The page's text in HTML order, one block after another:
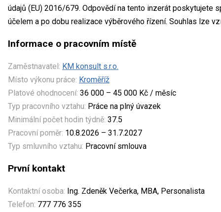
údajů (EU) 2016/679. Odpovědí na tento inzerát poskytujete
účelem a po dobu realizace výběrového řízení. Souhlas lze
Informace o pracovním místě
Zaměstnavatel: KM konsult s.r.o.
Místo výkonu práce: Kroměříž
Platové ohodnocení: 36 000 – 45 000 Kč / měsíc
Typ pracovního vztahu: Práce na plný úvazek
Minimální počet hodin týdně: 37.5
Pracovní poměr: 10.8.2026 – 31.7.2027
Typ smluvního vztahu: Pracovní smlouva
První kontakt
Kontaktní osoba: Ing. Zdeněk Večerka, MBA, Personalista
Telefon: 777 776 355